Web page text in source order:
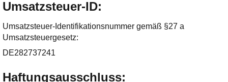
Umsatzsteuer-ID:
Umsatzsteuer-Identifikationsnummer gemäß §27 a
Umsatzsteuergesetz:
DE282737241
Haftungsausschluss: